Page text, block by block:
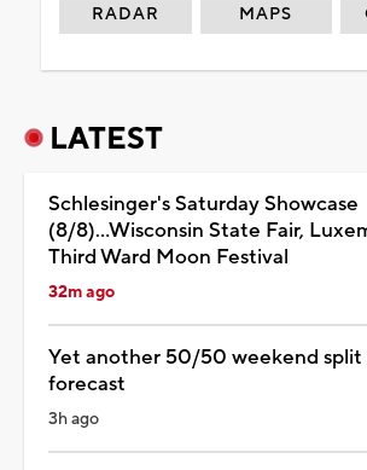
RADAR MAPS
LATEST
Schlesinger's Saturday Showcase
(8/8)...Wisconsin State Fair,
Third Ward Moon Festival
32m ago
Yet another 50/50 weekend
forecast
3h ago